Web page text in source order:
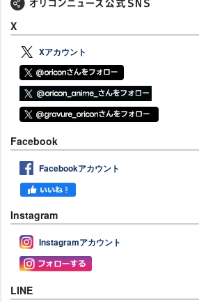
X
Xアカウント
Facebook
Facebookアカウント
Instagram
Instagramアカウント
LINE